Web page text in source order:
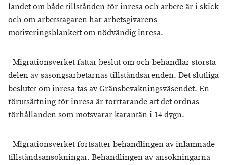
landet om både tillstånden för inresa och arbete är i skick
och om arbetstagaren har arbetsgivarens
motiveringsblankett om nödvändig inresa.
- Migrationsverket fattar beslut om och behandlar största
delen av säsongsarbetarnas tillståndsärenden. Det slutliga
beslutet om inresa tas av Gränsbevakningsväsendet. En
förutsättning för inresa är fortfarande att det ordnas
förhållanden som motsvarar karantän i 14 dygn.
- Migrationsverket fortsätter behandlingen av inlämnade
tillståndsansökningar. Behandlingen av ansökningarna